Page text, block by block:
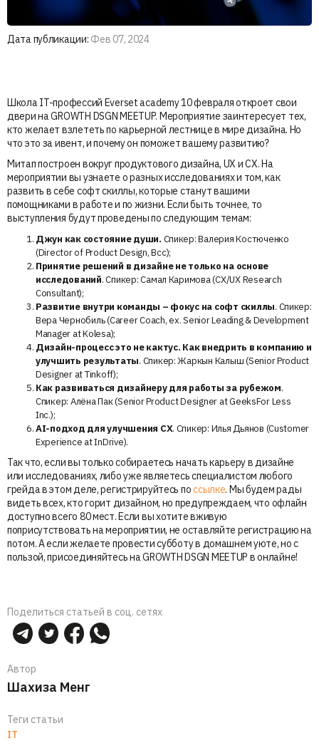
Дата публикации: Фев 07, 2024
Школа IT-профессий Everset academy 10 февраля откроет свои
двери на GROWTH DSGN MEETUP. Мероприятие заинтересует тех,
кто желает взлететь по карьерной лестнице в мире дизайна. Но
что это за ивент, и почему он поможет вашему развитию?
Митап построен вокруг продуктового дизайна, UX и CX. На
мероприятии вы узнаете о разных исследованиях и том, как
развить в себе софт скиллы, которые станут вашими
помощниками в работе и по жизни. Если быть точнее, то
выступления будут проведены по следующим темам:
Джун как состояние души. Спикер: Валерия Костюченко
(Director of Product Design, Bcc);
Принятие решений в дизайне не только на основе
исследований. Спикер: Самал Каримова (CX/UX Research
Consultant);
Развитие внутри команды – фокус на софт скиллы. Спикер:
Вера Чернобиль (Career Coach, ex. Senior Leading & Development
Manager at Kolesa);
Дизайн-процесс это не кактус. Как внедрить в компанию и
улучшить результаты. Спикер: Жаркын Калыш (Senior Product
Designer at Tinkoff);
Как развиваться дизайнеру для работы за рубежом.
Спикер: Алёна Пак (Senior Product Designer at GeeksFor Less
Inc.);
AI-подход для улучшения CX. Спикер: Илья Дьянов (Customer
Experience at InDrive).
Так что, если вы только собираетесь начать карьеру в дизайне
или исследованиях, либо уже являетесь специалистом любого
грейда в этом деле, регистрируйтесь поссылке. Мы будем рады
видеть всех, кто горит дизайном, но предупреждаем, что офлайн
доступно всего 80 мест. Если вы хотите вживую
поприсутствовать на мероприятии, не оставляйте регистрацию на
потом. А если желаете провести субботу в домашнем уюте, но с
пользой, присоединяйтесь на GROWTH DSGN MEETUP в онлайне!
Поделиться статьей в соц. сетях
Автор
Шахиза Менг
Теги статьи
IT